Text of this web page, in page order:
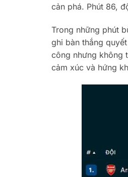
cản phá. Phút 86,
Trong những phút
ghi bàn thắng
công nhưng không
cảm xúc và hứng